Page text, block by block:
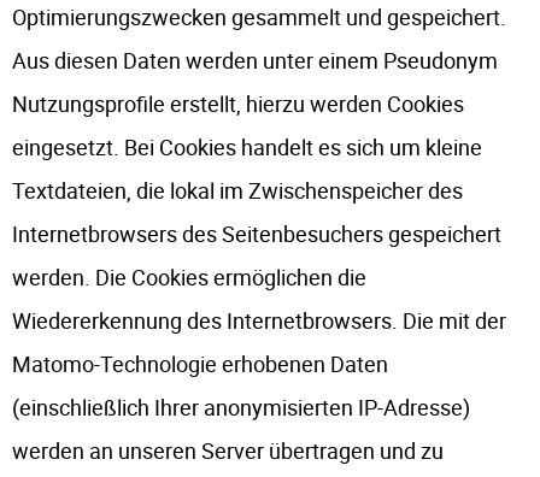
Optimierungszwecken gesammelt und gespeichert.
Aus diesen Daten werden unter einem Pseudonym
Nutzungsprofile erstellt, hierzu werden Cookies
eingesetzt. Bei Cookies handelt es sich um kleine
Textdateien, die lokal im Zwischenspeicher des
Internetbrowsers des Seitenbesuchers gespeichert
werden. Die Cookies ermöglichen die
Wiedererkennung des Internetbrowsers. Die mit der
Matomo-Technologie erhobenen Daten
(einschließlich Ihrer anonymisierten IP-Adresse)
werden an unseren Server übertragen und zu